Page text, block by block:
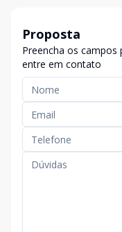
Proposta
Preencha os campos
entre em contato